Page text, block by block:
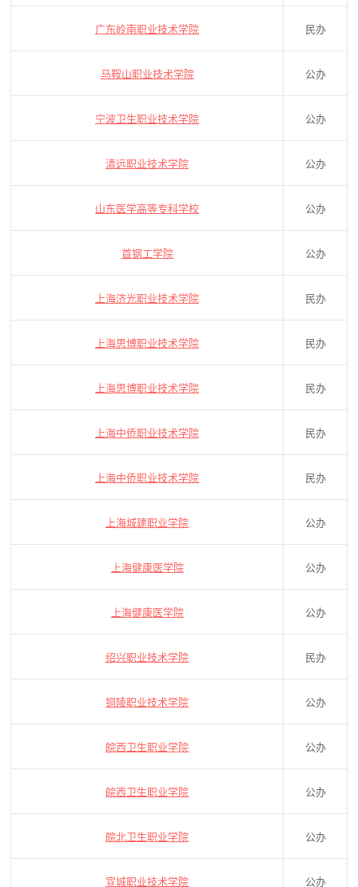
广东岭南职业技术学院 民办
马鞍山职业技术学院 公办
宁波卫生职业技术学院 公办
清远职业技术学院 公办
山东医学高等专科学校 公办
首钢工学院 公办
上海济光职业技术学院 民办
上海思博职业技术学院 民办
上海思博职业技术学院 民办
上海中侨职业技术学院 民办
上海中侨职业技术学院 民办
上海城建职业学院 公办
上海健康医学院 公办
上海健康医学院 公办
绍兴职业技术学院 民办
铜陵职业技术学院 公办
皖西卫生职业学院 公办
皖西卫生职业学院 公办
皖北卫生职业学院 公办
宣城职业技术学院 公办